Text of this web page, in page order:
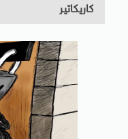
كاريكاتير